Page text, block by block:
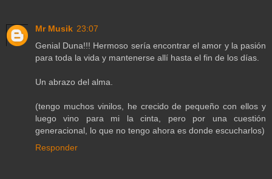
Mr Musik 23:07
Genial Duna!!! Hermoso sería encontrar el amor y la pasión
para toda la vida y mantenerse allí hasta el fin de los días.
Un abrazo del alma.
(tengo muchos vinilos, he crecido de pequeño con ellos y
luego vino para mi la cinta, pero por una cuestión
generacional, lo que no tengo ahora es donde escucharlos)
Responder